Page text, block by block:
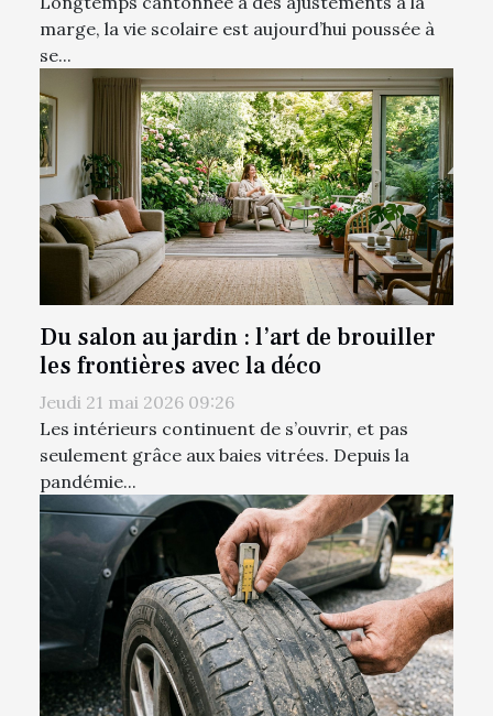
marge, la vie scolaire est aujourd’hui poussée à
se...
Du salon au jardin : l’art de brouiller
les frontières avec la déco
Jeudi 21 mai 2026 09:26
Les intérieurs continuent de s’ouvrir, et pas
seulement grâce aux baies vitrées. Depuis la
pandémie...